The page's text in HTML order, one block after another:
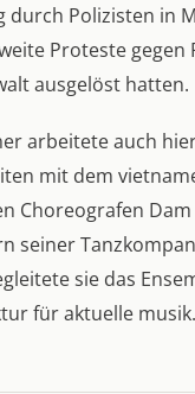
durch Polizisten in
Proteste gegen
ausgelöst hatten.
arbeitete auch
mit dem
Choreografen
seiner
sie das
für aktuelle musik.